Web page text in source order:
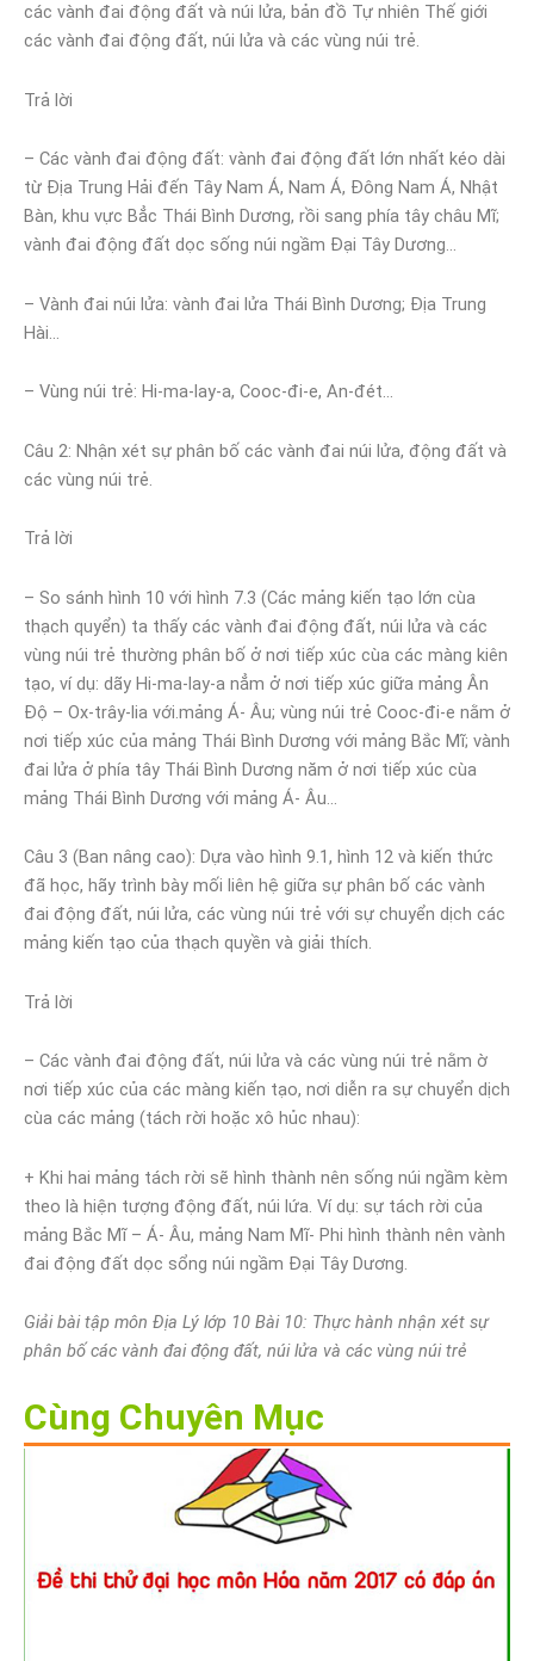
các vành đai động đất và núi lửa, bản đồ Tự nhiên Thế giới
các vành đai động đất, núi lửa và các vùng núi trẻ.
Trả lời
– Các vành đai động đất: vành đai động đất lớn nhất kéo dài
từ Địa Trung Hải đến Tây Nam Á, Nam Á, Đông Nam Á, Nhật
Bàn, khu vực Bẳc Thái Bình Dương, rồi sang phía tây châu Mĩ;
vành đai động đất dọc sống núi ngầm Đại Tây Dương…
– Vành đai núi lửa: vành đai lửa Thái Bình Dương; Địa Trung
Hài…
– Vùng núi trẻ: Hi-ma-lay-a, Cooc-đi-e, An-đét…
Câu 2: Nhận xét sự phân bố các vành đai núi lửa, động đất và
các vùng núi trẻ.
Trả lời
– So sánh hình 10 với hình 7.3 (Các mảng kiến tạo lớn cùa
thạch quyển) ta thấy các vành đai động đất, núi lửa và các
vùng núi trẻ thường phân bố ở nơi tiếp xúc cùa các màng kiên
tạo, ví dụ: dãy Hi-ma-lay-a nẳm ở nơi tiếp xúc giữa mảng Ân
Độ – Ox-trây-lia với.mảng Á- Âu; vùng núi trẻ Cooc-đi-e nằm ở
nơi tiếp xúc của mảng Thái Bình Dương với mảng Bắc Mĩ; vành
đai lửa ở phía tây Thái Bình Dương năm ở nơi tiếp xúc cùa
mảng Thái Bình Dương với mảng Á- Âu…
Câu 3 (Ban nâng cao): Dựa vào hình 9.1, hình 12 và kiến thức
đã học, hãy trình bày mối liên hệ giữa sự phân bố các vành
đai động đất, núi lửa, các vùng núi trẻ với sự chuyển dịch các
mảng kiến tạo của thạch quyền và giải thích.
Trả lời
– Các vành đai động đất, núi lửa và các vùng núi trẻ nằm ờ
nơi tiếp xúc của các màng kiến tạo, nơi diễn ra sự chuyển dịch
cùa các mảng (tách rời hoặc xô hủc nhau):
+ Khi hai mảng tách rời sẽ hình thành nên sống núi ngầm kèm
theo là hiện tượng động đất, núi lứa. Ví dụ: sự tách rời của
mảng Bắc Mĩ – Á- Âu, mảng Nam Mĩ- Phi hình thành nên vành
đai động đất dọc sổng núi ngầm Đại Tây Dương.
Giải bài tập môn Địa Lý lớp 10 Bài 10: Thực hành nhận xét sự
phân bố các vành đai động đất, núi lửa và các vùng núi trẻ
Cùng Chuyên Mục